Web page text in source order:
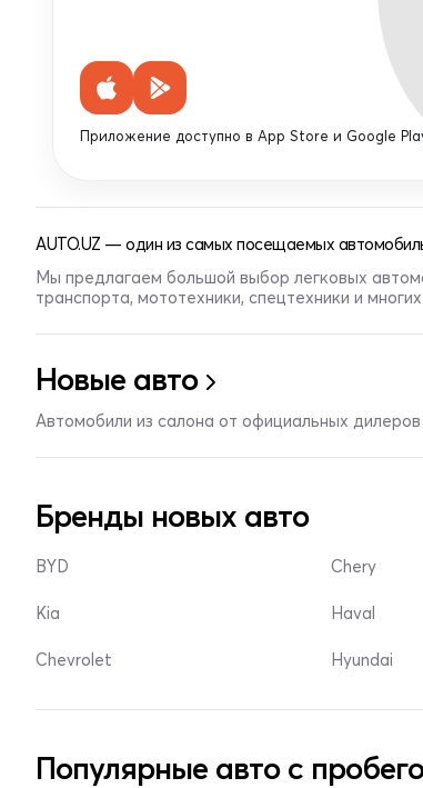
Приложение доступно в App Store и Google
AUTO.UZ — один из самых посещаемых
Мы предлагаем большой выбор легковых
транспорта, мототехники, спецтехники и
Новые авто
Автомобили из салона от официальных
Бренды новых авто
BYD
Kia
Chevrolet
Chery
Haval
Hyundai
Популярные авто с